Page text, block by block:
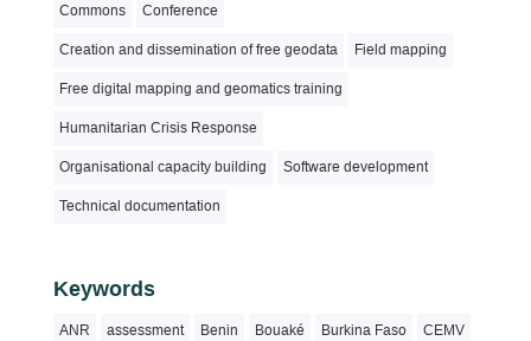
Commons Conference
Creation and dissemination of free geodata Field mapping
Free digital mapping and geomatics training
Humanitarian Crisis Response
Organisational capacity building Software development
Technical documentation
Keywords
ANR assessment Benin Bouaké Burkina Faso CEMV